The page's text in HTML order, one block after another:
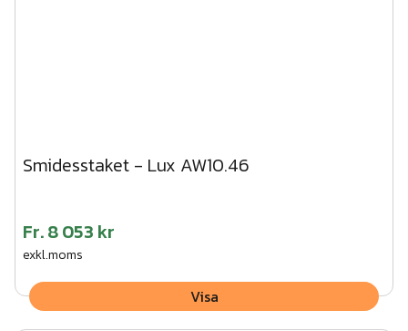
Smidesstaket - Lux AW10.46
Fr.8 053 kr
exkl.moms
Visa